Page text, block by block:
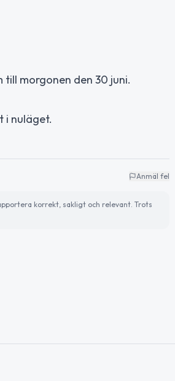
morgonen den 30 juni.
i nuläget.
Anmäl fel
korrekt, sakligt och relevant. Trots